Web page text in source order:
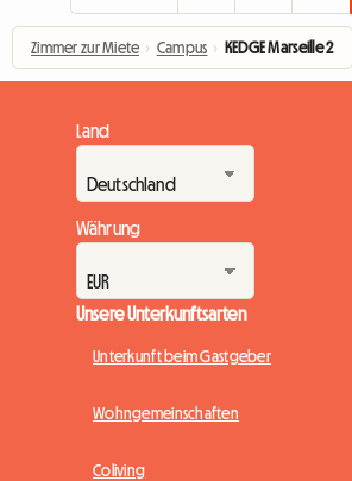
Zimmer zur Miete › Campus › KEDGE Marseille 2
Land
Währung
Unsere Unterkunftsarten
Unterkunft beim Gastgeber
Wohngemeinschaften
Coliving